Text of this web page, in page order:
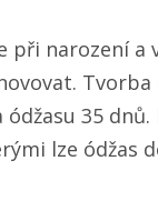
při narození a
Tvorba
35
lze ódžas